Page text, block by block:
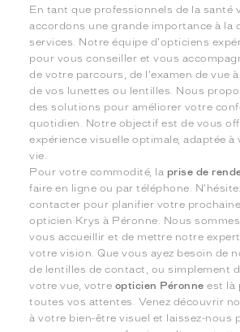
En tant que professionnels de la santé
accordons une grande importance à la
services. Notre équipe d'opticiens
pour vous conseiller et vous
de votre parcours, de l'examen de vue
de vos lunettes ou lentilles. Nous
des solutions pour améliorer votre
quotidien. Notre objectif est de vous
expérience visuelle optimale, adaptée à
vie.
Pour votre commodité, la prise de
faire en ligne ou par téléphone.
contacter pour planifier votre
opticien Krys à Péronne. Nous
vous accueillir et de mettre notre
votre vision. Que vous ayez besoin de
de lentilles de contact, ou simplement
votre vue, votre opticien Péronne est là
toutes vos attentes. Venez découvrir
à votre bien-être visuel et laissez-nous